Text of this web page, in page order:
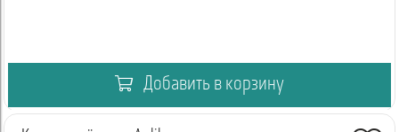
Добавить в корзину